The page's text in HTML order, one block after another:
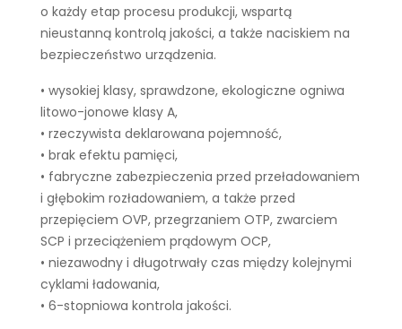
o każdy etap procesu produkcji, wspartą
nieustanną kontrolą jakości, a także naciskiem na
bezpieczeństwo urządzenia.
• wysokiej klasy, sprawdzone, ekologiczne ogniwa
litowo-jonowe klasy A,
• rzeczywista deklarowana pojemność,
• brak efektu pamięci,
• fabryczne zabezpieczenia przed przeładowaniem
i głębokim rozładowaniem, a także przed
przepięciem OVP, przegrzaniem OTP, zwarciem
SCP i przeciążeniem prądowym OCP,
• niezawodny i długotrwały czas między kolejnymi
cyklami ładowania,
• 6-stopniowa kontrola jakości.